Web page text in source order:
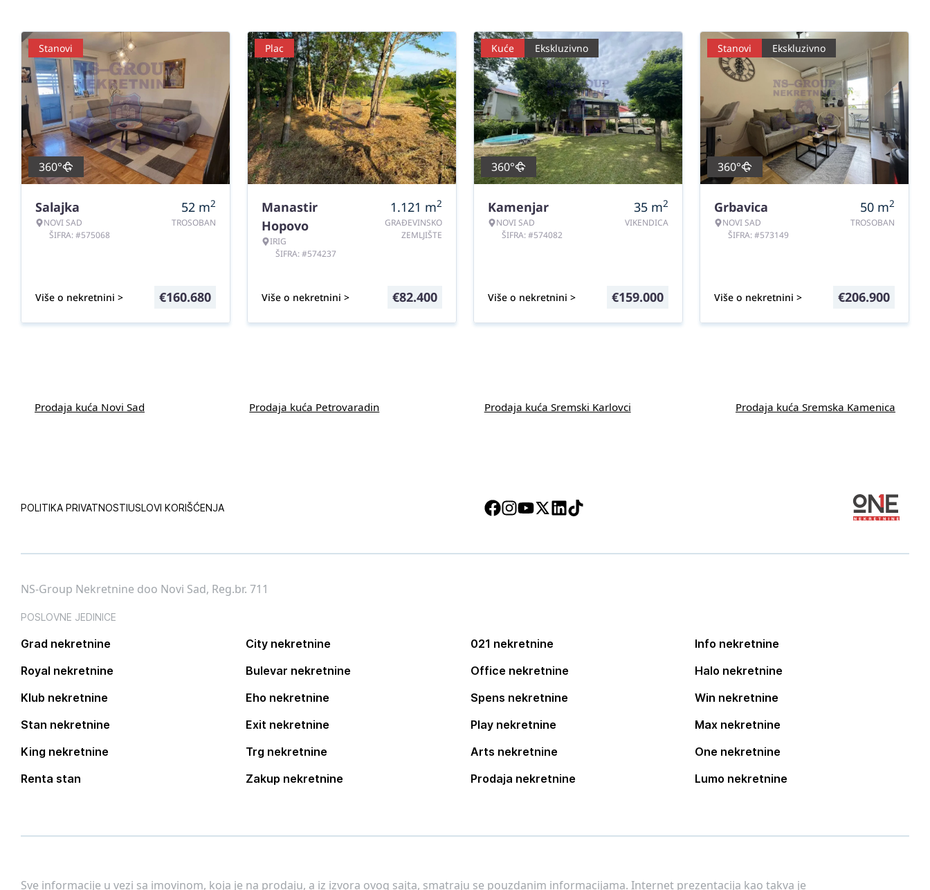
Stanovi
360°
Salajka
NOVI SAD
ŠIFRA: #575068
52 m2
TROSOBAN
Više o nekretnini > €160.680
Plac
Manastir
Hopovo
IRIG
ŠIFRA: #574237
1.121 m2
GRAĐEVINSKO
ZEMLJIŠTE
Više o nekretnini > €82.400
Kuće Ekskluzivno
360°
Kamenjar
NOVI SAD
ŠIFRA: #574082
35 m2
VIKENDICA
Više o nekretnini > €159.000
Stanovi Ekskluzivno
360°
Grbavica
NOVI SAD
ŠIFRA: #573149
50 m2
TROSOBAN
Više o nekretnini > €206.900
Prodaja kuća Novi Sad Prodaja kuća Petrovaradin Prodaja kuća Sremski Karlovci Prodaja kuća Sremska Kamenica
POLITIKA PRIVATNOSTIUSLOVI KORIŠĆENJA
Sve informacije u vezi sa imovinom, koja je na prodaju, a iz izvora ovog sajta, smatraju se pouzdanim informacijama. Internet prezentacija kao takva je
NS-Group Nekretnine doo Novi Sad, Reg.br. 711
POSLOVNE JEDINICE
Grad nekretnine City nekretnine 021 nekretnine
Info nekretnine
Royal nekretnine
Bulevar nekretnine Office nekretnine
Halo nekretnine
Klub nekretnine
Eho nekretnine Spens nekretnine
Win nekretnine
Stan nekretnine
Exit nekretnine Play nekretnine
Max nekretnine
King nekretnine
Trg nekretnine Arts nekretnine
One nekretnine
Renta stan
Zakup nekretnine Prodaja nekretnine Lumo nekretnine